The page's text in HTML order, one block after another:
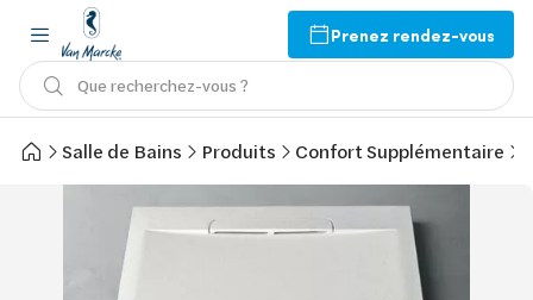
Prenez rendez-vous
Que recherchez-vous ?
Salle de Bains Produits Confort Supplémentaire